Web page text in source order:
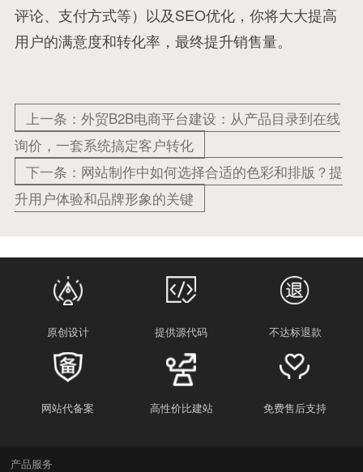
评论、支付方式等）以及SEO优化，你将大大提高
用户的满意度和转化率，最终提升销售量。
上一条：外贸B2B电商平台建设：从产品目录到在线
询价，一套系统搞定客户转化
下一条：网站制作中如何选择合适的色彩和排版？提
升用户体验和品牌形象的关键
原创设计 提供源代码 不达标退款
网站代备案 高性价比建站 免费售后支持
产品服务